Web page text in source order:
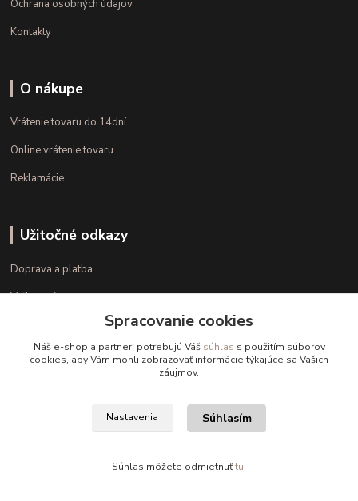
Ochrana osobných údajov
Kontakty
O nákupe
Vrátenie tovaru do 14dní
Online vrátenie tovaru
Reklamácie
Užitočné odkazy
Doprava a platba
Veľkostné parametre
+421 948 126 423
(Po.-Pi. 10.00 - 15.00)
info@kvalitnaBielizen.sk
Spracovanie cookies
Náš e-shop a partneri potrebujú Váš súhlas s použitím súborov
cookies, aby Vám mohli zobrazovať informácie týkajúce sa Vašich
záujmov.
Nastavenia Súhlasím
Súhlas môžete odmietnuťtu.